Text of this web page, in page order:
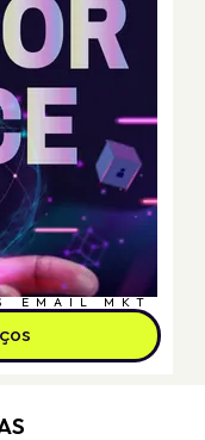
EMAIL MKT